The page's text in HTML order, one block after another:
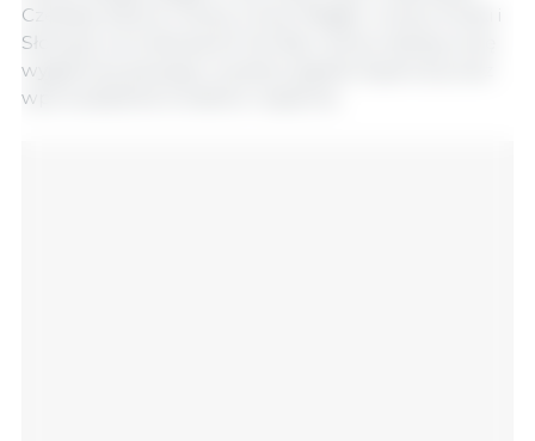
Czeskiej, Estonii, Francji, Grecji, Węgier, Łotwy, Polski i
Słowacji, zwróciła się do Komisji o pilną reakcję na tę
wyjątkową sytuację i wyraźny sygnał wsparcia przez
wprowadzenie środków wsparcia.